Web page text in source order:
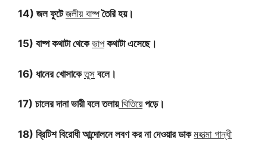
14) জল ফুটেজলীয় বাষ্পতৈরি হয়।
15) বাষ্প কথাটা থেকেভাপকথাটা এসেছে।
16) ধানের খোসাকেতুস বলে।
17) চালের দানা ভারী বলে তলায়থিতিয়েপড়ে।
18) ব্রিটিশ বিরোধী আন্দোলনে লবণ কর না দেওয়ার ডাকমহাত্মা গান্ধী